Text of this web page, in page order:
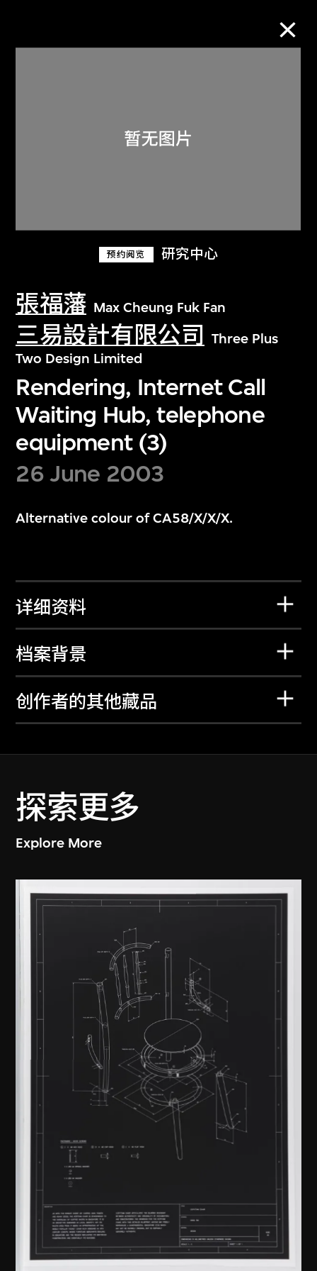
预约阅览 研究中心
張福藩 Max Cheung Fuk Fan
三易設計有限公司
Three Plus
Two Design Limited
Rendering, Internet Call
Waiting Hub, telephone
equipment (3)
26 June 2003
Alternative colour of CA58/X/X/X.
详细资料
档案背景
创作者的其他藏品
探索更多
Explore More
关于M+藏品
探索世界顶级的二十及二十一世纪视觉
文化藏品。